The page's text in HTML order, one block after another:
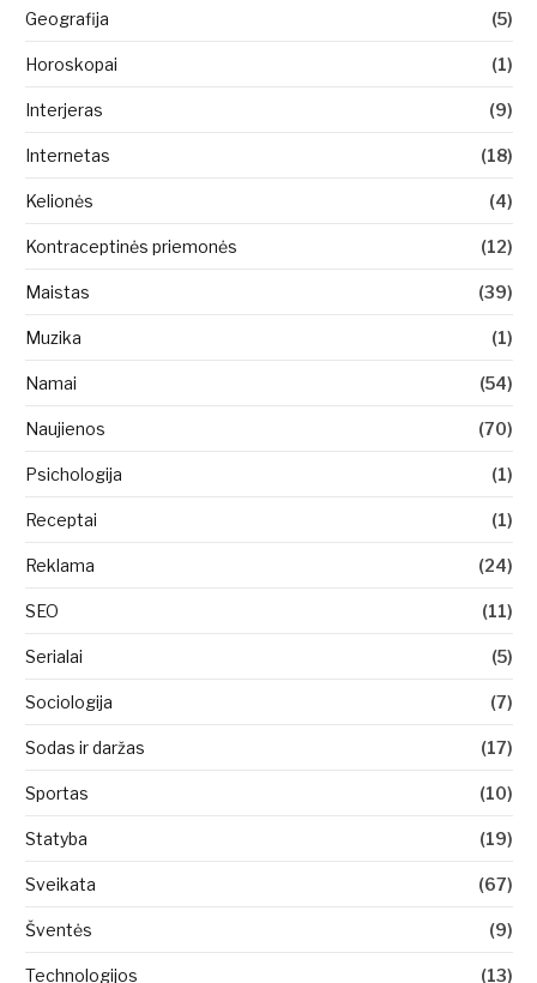
Geografija (5)
Horoskopai (1)
Interjeras (9)
Internetas (18)
Kelionės (4)
Kontraceptinės priemonės (12)
Maistas (39)
Muzika (1)
Namai (54)
Naujienos (70)
Psichologija (1)
Receptai (1)
Reklama (24)
SEO (11)
Serialai (5)
Sociologija (7)
Sodas ir daržas (17)
Sportas (10)
Statyba (19)
Sveikata (67)
Šventės (9)
Technologijos (13)